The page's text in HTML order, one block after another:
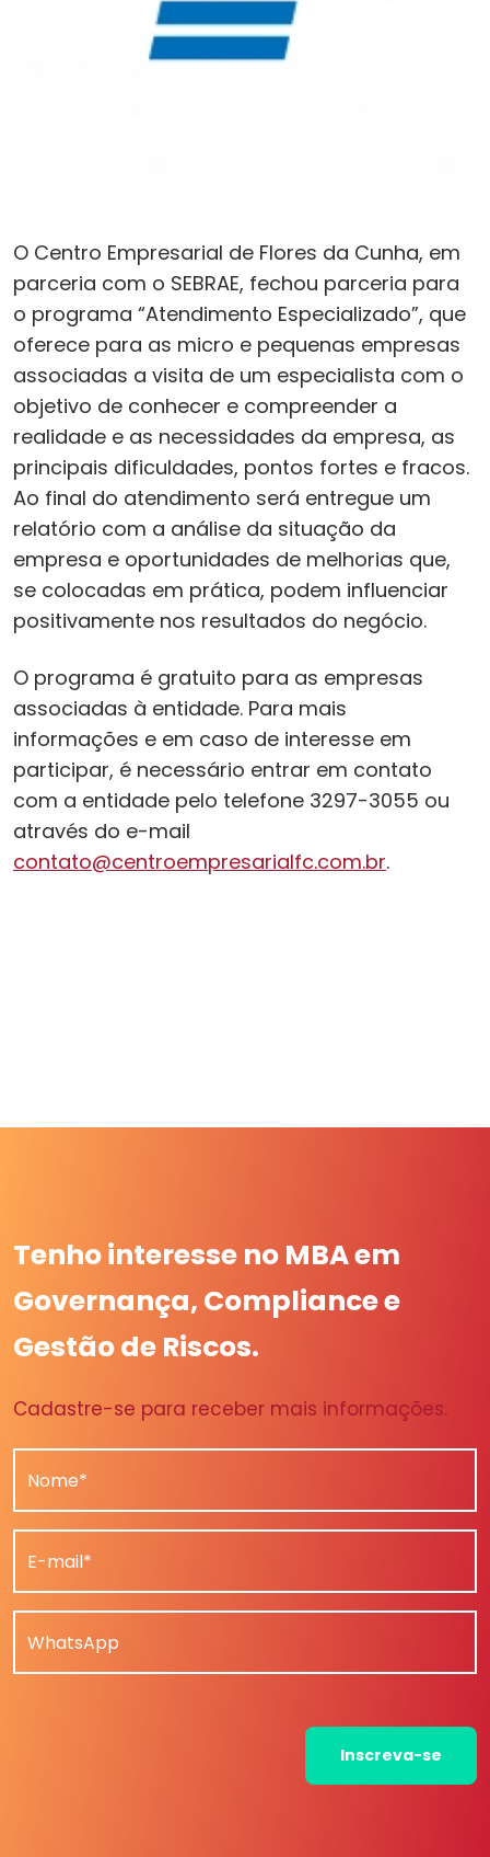
O Centro Empresarial de Flores da Cunha, em
parceria com o SEBRAE, fechou parceria para
o programa “Atendimento Especializado”, que
oferece para as micro e pequenas empresas
associadas a visita de um especialista com o
objetivo de conhecer e compreender a
realidade e as necessidades da empresa, as
principais dificuldades, pontos fortes e fracos.
Ao final do atendimento será entregue um
relatório com a análise da situação da
empresa e oportunidades de melhorias que,
se colocadas em prática, podem influenciar
positivamente nos resultados do negócio.
O programa é gratuito para as empresas
associadas à entidade. Para mais
informações e em caso de interesse em
participar, é necessário entrar em contato
com a entidade pelo telefone 3297-3055 ou
através do e-mail
contato@centroempresarialfc.com.br.
Tenho interesse no MBA em
Governança, Compliance e
Gestão de Riscos.
Cadastre-se para receber mais informações.
Nome*
E-mail*
WhatsApp
Inscreva-se